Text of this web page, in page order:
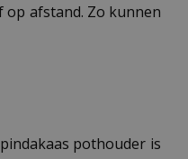
op afstand. Zo kunnen
pothouder is